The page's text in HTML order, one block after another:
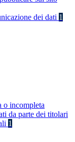
dei dati 1
o incompleta
da parte dei titolari
1